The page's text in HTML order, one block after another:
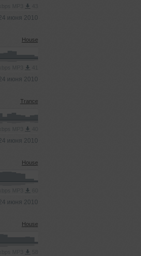
июня 2010
House
июня 2010
Trance
июня 2010
House
июня 2010
House